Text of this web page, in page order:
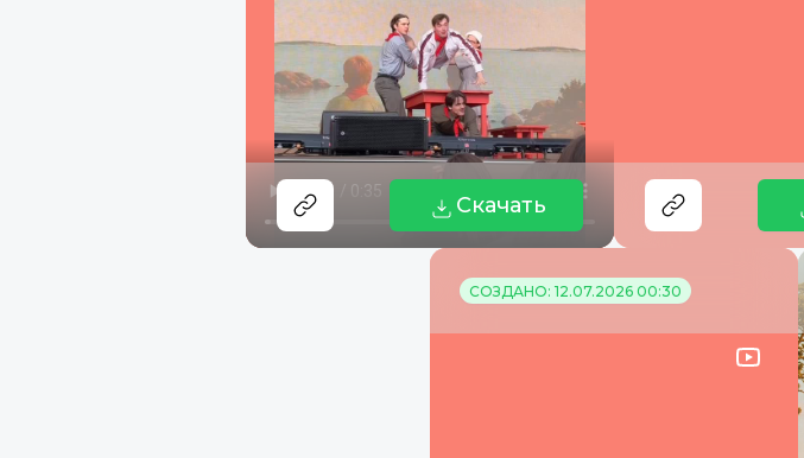
Скачать
СОЗДАНО: 12.07.2026 00:30